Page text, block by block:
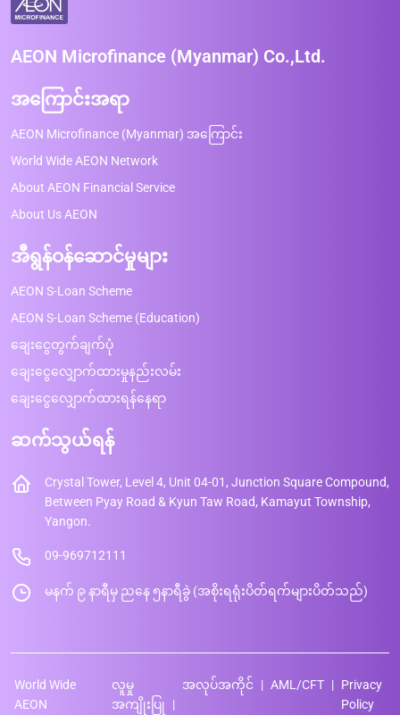
AEON Microfinance (Myanmar) Co.,Ltd.
အကြောင်းအရာ
AEON Microfinance (Myanmar) အကြောင်း
World Wide AEON Network
About AEON Financial Service
About Us AEON
အီရွန်ဝန်ဆောင်မှုများ
AEON S-Loan Scheme
AEON S-Loan Scheme (Education)
ချေးငွေတွက်ချက်ပုံ
ချေးငွေလျှောက်ထားမှုနည်းလမ်း
ချေးငွေလျှောက်ထားရန်နေရာ
ဆက်သွယ်ရန်
Crystal Tower, Level 4, Unit 04-01, Junction Square Compound,
Between Pyay Road & Kyun Taw Road, Kamayut Township,
Yangon.
09-969712111
မနက် ၉ နာရီမှ ညနေ ၅နာရီခွဲ (အစိုးရရုံးပိတ်ရက်များပိတ်သည်)
World Wide
AEON
လူမှု
အကျိုးပြု
အလုပ်အကိုင် AML/CFT
Privacy
Policy